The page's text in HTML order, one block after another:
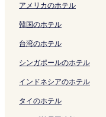
リ
ク
リ
ク
リ
ク
開
リ
ン
ク
の
ー
ジ
を
開
リ
ク
を
く
リ
ン
ク
ー
を
開
く
リ
ク
開
リ
ン
ク
C
I
m
p
i
n
の
m
n
A
r
e
)
ペ
a
g
a
n
N
a
I
r
v
a
t
e
i
l
i
K
u
l
i
の
ー
ペ
ジ
を
開
く
ン
s
a
y
の
ペ
ジ
開
アメリカのホテル
韓国のホテル
台湾のホテル
シンガポールのホテル
インドネシアのホテル
タイのホテル